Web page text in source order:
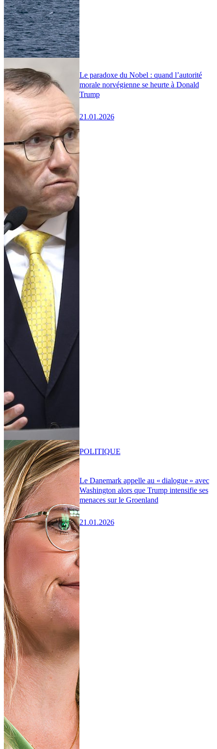
Le paradoxe du Nobel : quand l’autorité
morale norvégienne se heurte à Donald
Trump
21.01.2026
Le Danemark appelle au « dialogue » avec
Washington alors que Trump intensifie ses
menaces sur le Groenland
21.01.2026
POLITIQUE